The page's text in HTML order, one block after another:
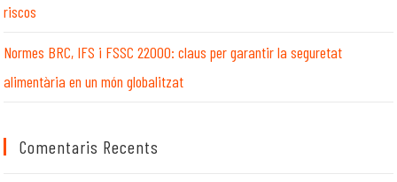
riscos
Normes BRC, IFS i FSSC 22000: claus per garantir la seguretat
alimentària en un món globalitzat
Comentaris Recents